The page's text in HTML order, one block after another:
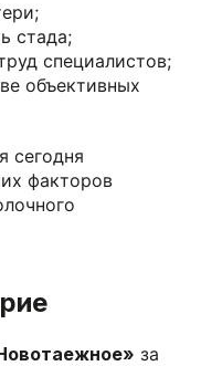
стада;
специалистов;
объективных
сегодня
факторов
за